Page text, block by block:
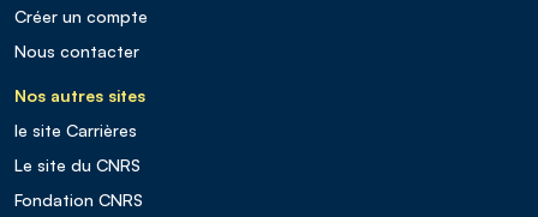
Créer un compte
Nous contacter
Nos autres sites
le site Carrières
Le site du CNRS
Fondation CNRS